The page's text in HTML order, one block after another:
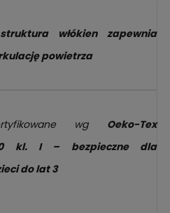
włókien zapewnia
powietrza
wg Oeko-Tex
kl. I – bezpieczne dla
do lat 3